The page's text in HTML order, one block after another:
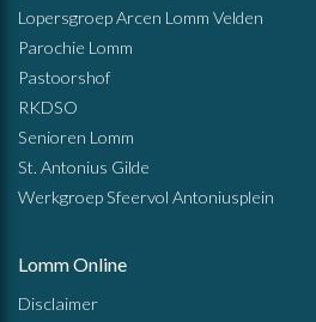
Lopersgroep Arcen Lomm Velden
Parochie Lomm
Pastoorshof
RKDSO
Senioren Lomm
St. Antonius Gilde
Werkgroep Sfeervol Antoniusplein
Lomm Online
Disclaimer